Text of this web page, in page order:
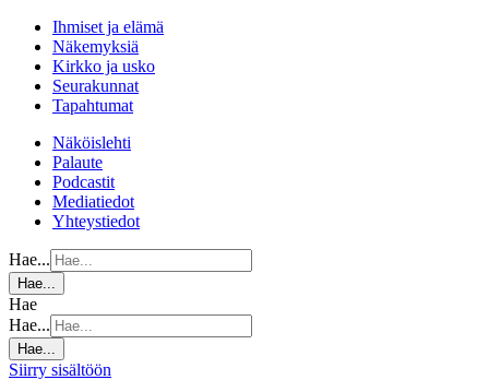
Ihmiset ja elämä
Näkemyksiä
Kirkko ja usko
Seurakunnat
Tapahtumat
Näköislehti
Palaute
Podcastit
Mediatiedot
Yhteystiedot
Hae...
Hae...
Hae
Hae...
Hae...
Siirry sisältöön